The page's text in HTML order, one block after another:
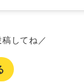
してね／